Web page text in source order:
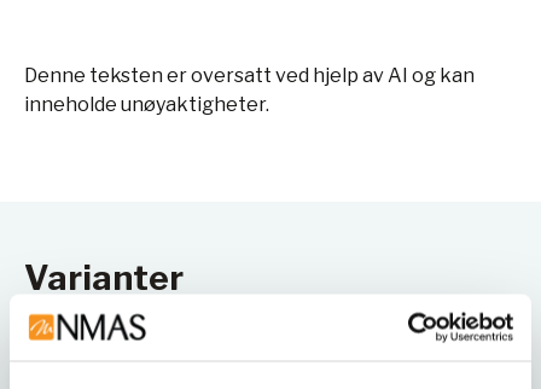
Denne teksten er oversatt ved hjelp av AI og kan
inneholde unøyaktigheter.
Varianter